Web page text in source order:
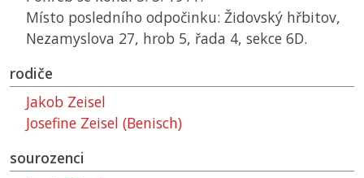
Místo posledního odpočinku: Židovský hřbitov,
Nezamyslova 27, hrob 5, řada 4, sekce 6D.
rodiče
Jakob Zeisel
Josefine Zeisel (Benisch)
sourozenci